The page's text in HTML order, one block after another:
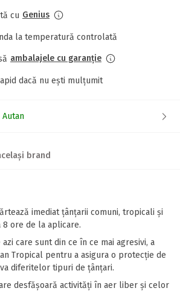
cu Genius
la temperatură controlată
ambalajele cu garanție
dacă nu ești mulțumit
Autan
brand
imediat țânțarii comuni, tropicali și
ore de la aplicare.
care sunt din ce în ce mai agresivi, a
Tropical pentru a asigura o protecție de
diferitelor tipuri de țânțari.
desfășoară activități în aer liber și celor